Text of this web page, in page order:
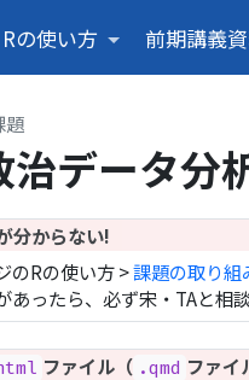
Rの使い方 前期講義
題
治データ
分からない!
のRの使い方 >課題の取り組
あったら、必ず宋・TAと相
ファイル（ .qmd ファイ